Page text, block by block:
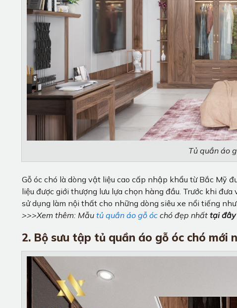
Tủ quần áo
Gỗ óc chó là dòng vật liệu cao cấp nhập khẩu từ Bắc Mỹ
liệu được giới thượng lưu lựa chọn hàng đầu. Trước khi
sử dụng làm nội thất cho những dòng siêu xe nổi tiếng
>>>Xem thêm: Mẫu tủ quần áo gỗ óc chó đẹp nhất tại đây
2. Bộ sưu tập tủ quần áo gỗ óc chó mới